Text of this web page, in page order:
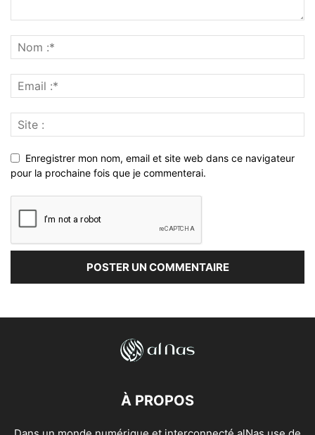
Enregistrer mon nom, email et site web dans ce navigateur
pour la prochaine fois que je commenterai.
À PROPOS